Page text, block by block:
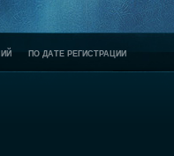
ПО ДАТЕ РЕГИСТРАЦИИ